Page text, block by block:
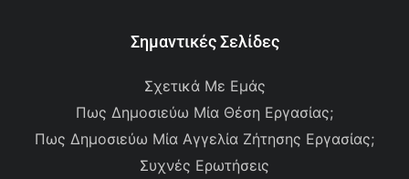
Σημαντικές Σελίδες
Σχετικά Με Εμάς
Πως Δημοσιεύω Μία Θέση Εργασίας;
Πως Δημοσιεύω Μία Αγγελία Ζήτησης Εργασίας;
Συχνές Ερωτήσεις